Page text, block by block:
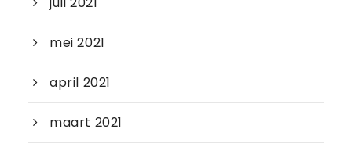
mei 2021
april 2021
maart 2021